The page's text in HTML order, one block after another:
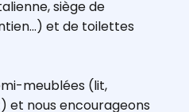
siège de
et de toilettes
meublées (lit,
et nous encourageons